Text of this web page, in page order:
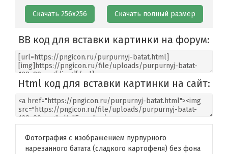
Скачать 256х256 Скачать полный размер
BB код для вставки картинки на форум:
Html код для вставки картинки на сайт:
Фотография с изображением пурпурного
нарезанного батата (сладкого картофеля) без фона